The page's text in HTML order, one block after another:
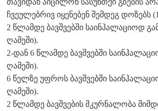
ჩვეულებრივ იყენებენ შემდეგ
2 წლამდე ბავშვებში საინჰალაციოდ
ღამეში).
2-დან 6 წლამდე ბავშვებში
ღამეში).
6 წელზე უფროს ბავშვებში
ღამეში).
2 წლამდე ბავშვების მკურნალობა